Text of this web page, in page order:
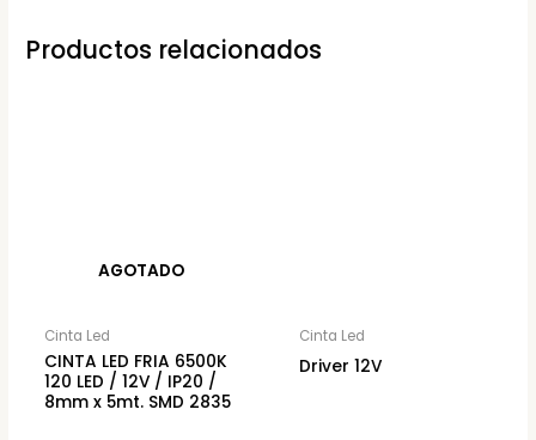
Productos relacionados
AGOTADO
Cinta Led
CINTA LED FRIA 6500K
120 LED / 12V / IP20 /
8mm x 5mt. SMD 2835
Cinta Led
Driver 12V